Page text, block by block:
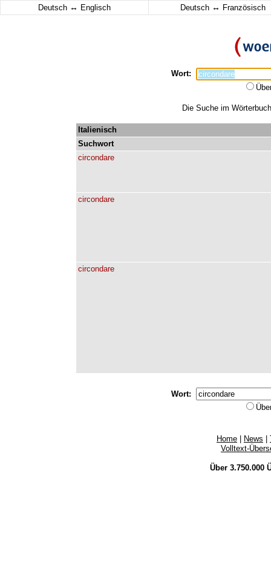
Deutsch ↔ Englisch Deutsch ↔ Französisch
Wort:
Die Suche im
Italienisch
Suchwort
circondare
circondare
circondare
Wort:
Home News
Volltext-
Über 3.750.000